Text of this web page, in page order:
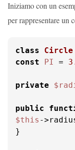
Iniziamo con un
per rappresentare un
class Circle
const
PI =
private
public
$this -
}